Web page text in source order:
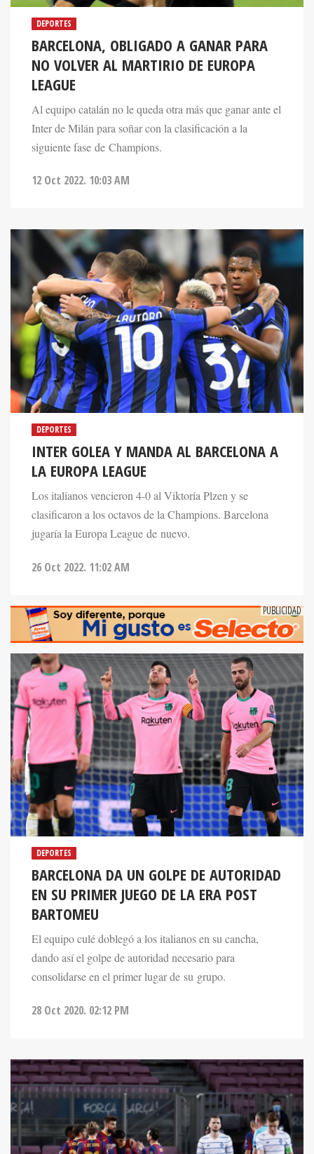
DEPORTES
BARCELONA, OBLIGADO A GANAR PARA
NO VOLVER AL MARTIRIO DE EUROPA
LEAGUE
Al equipo catalán no le queda otra más que ganar ante el
Inter de Milán para soñar con la clasificación a la
siguiente fase de Champions.
12 Oct 2022. 10:03 AM
DEPORTES
INTER GOLEA Y MANDA AL BARCELONA A
LA EUROPA LEAGUE
Los italianos vencieron 4-0 al Viktoria Plzen y se
clasificaron a los octavos de la Champions. Barcelona
jugaría la Europa League de nuevo.
26 Oct 2022. 11:02 AM
DEPORTES
BARCELONA DA UN GOLPE DE AUTORIDAD
EN SU PRIMER JUEGO DE LA ERA POST
BARTOMEU
El equipo culé doblegó a los italianos en su cancha,
dando así el golpe de autoridad necesario para
consolidarse en el primer lugar de su grupo.
28 Oct 2020. 02:12 PM